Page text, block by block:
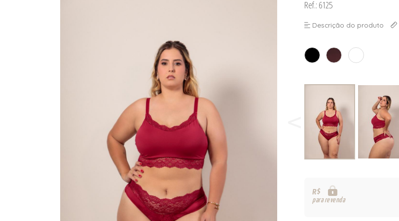
Ref.: 6125
Descrição do produto
R$
para revenda